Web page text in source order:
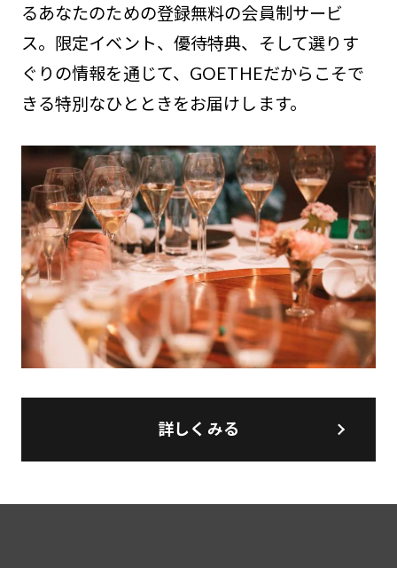
るあなたのための登録無料の会員制サービ
ス。限定イベント、優待特典、そして選りす
ぐりの情報を通じて、GOETHEだからこそで
きる特別なひとときをお届けします。
詳しくみる